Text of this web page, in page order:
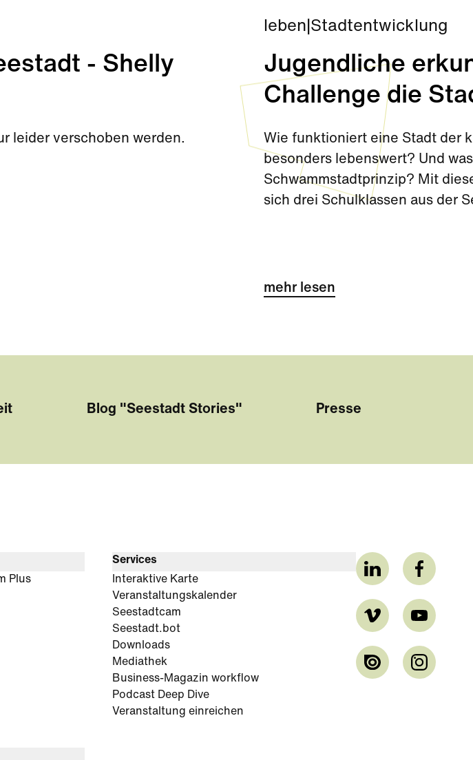
- Shelly
leider verschoben werden.
leben Stadtentwicklung
Jugendliche
Challenge die
Wie funktioniert eine Stadt der
besonders lebenswert? Und
Schwammstadtprinzip? Mit
sich drei Schulklassen aus der
mehr lesen
Blog "Seestadt Stories" Presse
Plus
Services
Interaktive Karte
Veranstaltungskalender
Seestadtcam
Seestadt.bot
Downloads
Mediathek
Business-Magazin workflow
Podcast Deep Dive
Veranstaltung einreichen